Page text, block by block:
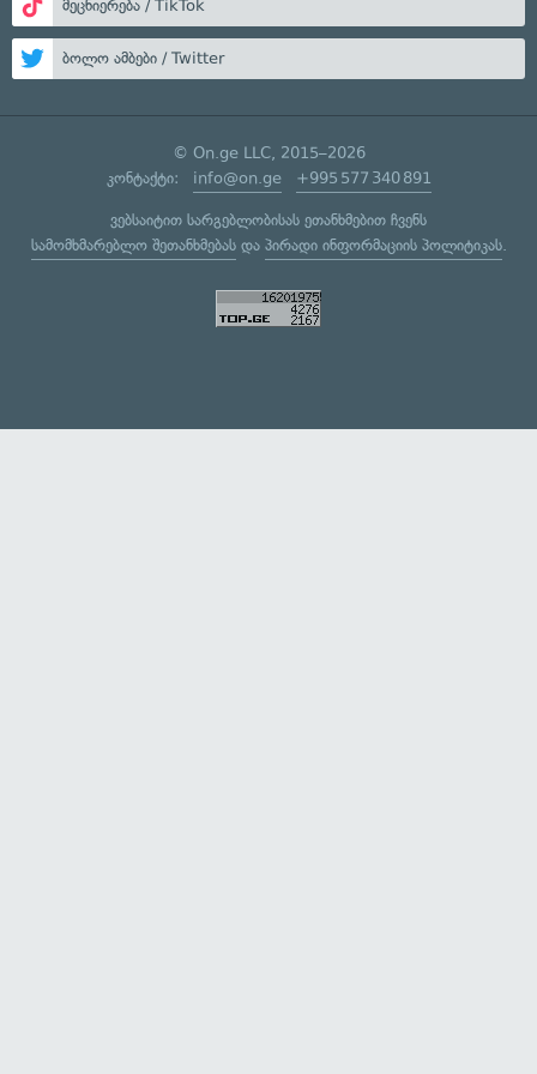
მეცნიერება / TikTok
ბოლო ამბები / Twitter
© On.ge LLC, 2015–2026
კონტაქტი: info@on.ge +995 577 340 891
ვებსაიტით სარგებლობისას ეთანხმებით ჩვენს
სამომხმარებლო შეთანხმებასდა პირადი ინფორმაციის პოლიტიკას.